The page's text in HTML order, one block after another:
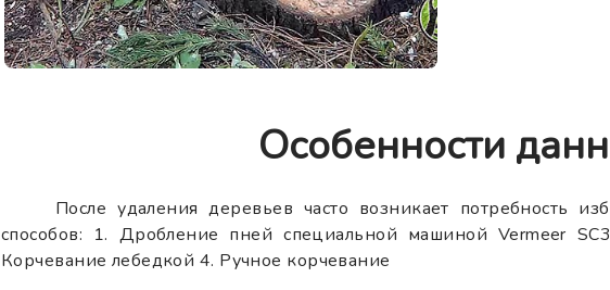
Особенности
После удаления деревьев часто возникает потребность
способов: 1. Дробление пней специальной машиной Vermeer
Корчевание лебедкой 4. Ручное корчевание